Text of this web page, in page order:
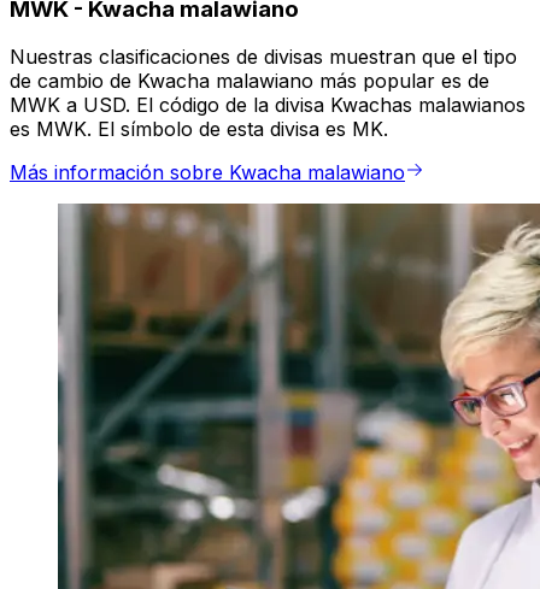
MWK - Kwacha malawiano
Nuestras clasificaciones de divisas muestran que el tipo
de cambio de Kwacha malawiano más popular es de
MWK a USD. El código de la divisa Kwachas malawianos
es MWK. El símbolo de esta divisa es MK.
Más información sobre Kwacha malawiano